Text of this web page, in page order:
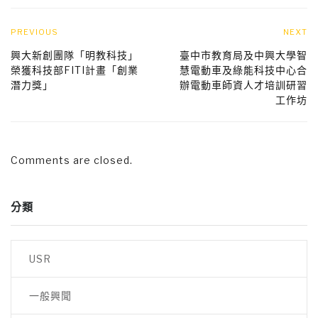
PREVIOUS
興大新創團隊「明教科技」
榮獲科技部FITI計畫「創業
潛力獎」
NEXT
臺中市教育局及中興大學智
慧電動車及綠能科技中心合
辦電動車師資人才培訓研習
工作坊
Comments are closed.
分類
USR
一般興聞